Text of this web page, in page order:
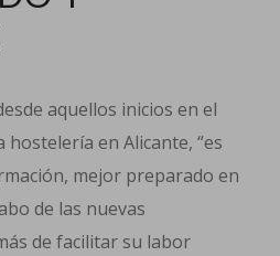
aquellos inicios en el
hostelería en Alicante, “es
mejor preparado en
de las nuevas
de facilitar su labor